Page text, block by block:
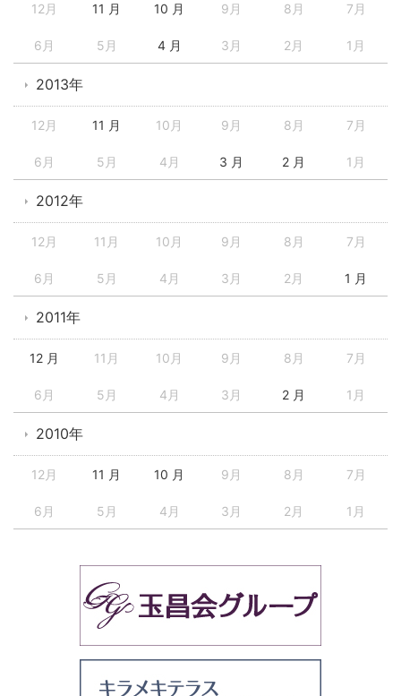
12月 11 月 10 月 9月 8月 7月
6月 5月 4 月 3月 2月 1月
2013年
12月 11 月 10月 9月 8月 7月
6月 5月 4月 3 月 2 月 1月
2012年
12月 11月 10月 9月 8月 7月
6月 5月 4月 3月 2月 1 月
2011年
12 月 11月 10月 9月 8月 7月
6月 5月 4月 3月 2 月 1月
2010年
12月 11 月 10 月 9月 8月 7月
6月 5月 4月 3月 2月 1月